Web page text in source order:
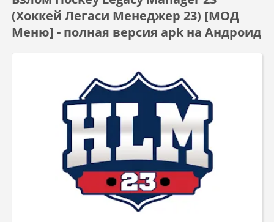
(Хоккей Легаси Менеджер 23) [МОД
Меню] - полная версия apk на Андроид